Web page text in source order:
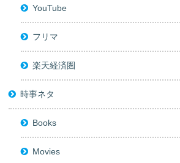
YouTube
フリマ
楽天経済圏
時事ネタ
Books
Movies